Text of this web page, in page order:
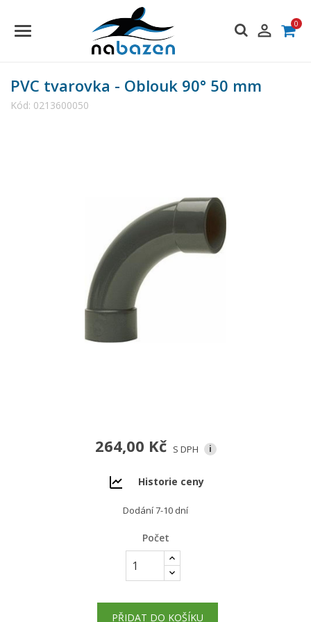
 0
PVC tvarovka - Oblouk 90° 50 mm
Kód: 0213600050
264,00 Kč S DPH i
Historie ceny
Dodání 7-10 dní
Počet
PŘIDAT DO KOŠÍKU